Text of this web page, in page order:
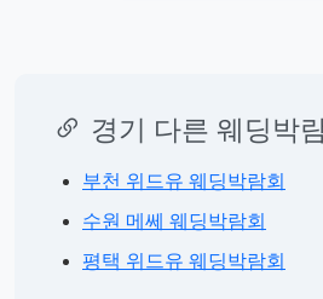
경기 다른 웨딩박
부천 위드유 웨딩박람회
수원 메쎄 웨딩박람회
평택 위드유 웨딩박람회